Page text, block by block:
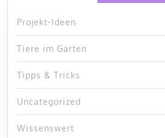
Projekt-Ideen
Tiere im Garten
Tipps & Tricks
Uncategorized
Wissenswert